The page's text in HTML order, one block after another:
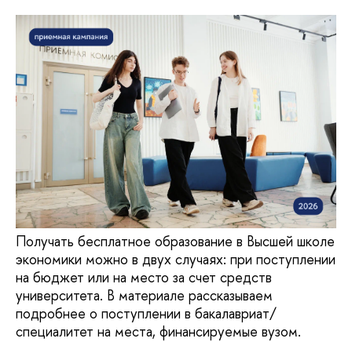
Получать бесплатное образование в Высшей школе
экономики можно в двух случаях: при поступлении
на бюджет или на место за счет средств
университета. В материале рассказываем
подробнее о поступлении в бакалавриат/
специалитет на места, финансируемые вузом.